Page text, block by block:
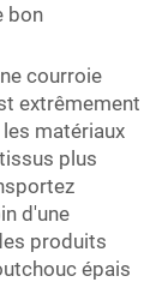
bon
courroie
extrêmement
matériaux
plus
d'une
produits
épais